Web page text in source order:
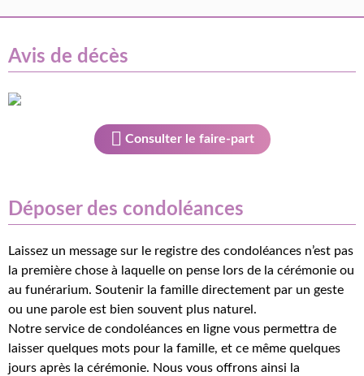
Avis de décès
Consulter le faire-part
Déposer des condoléances
Laissez un message sur le registre des condoléances n’est pas
la première chose à laquelle on pense lors de la cérémonie ou
au funérarium. Soutenir la famille directement par un geste
ou une parole est bien souvent plus naturel.
Notre service de condoléances en ligne vous permettra de
laisser quelques mots pour la famille, et ce même quelques
jours après la cérémonie. Nous vous offrons ainsi la